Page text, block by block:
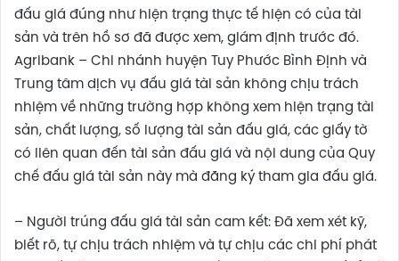
đấu giá đúng như hiện trạng thực tế hiện có của tài
sản và trên hồ sơ đã được xem, giám định trước đó.
Agribank – Chi nhánh huyện Tuy Phước Bình Định và
Trung tâm dịch vụ đấu giá tài sản không chịu trách
nhiệm về những trường hợp không xem hiện trạng tài
sản, chất lượng, số lượng tài sản đấu giá, các giấy tờ
có liên quan đến tài sản đấu giá và nội dung của Quy
chế đấu giá tài sản này mà đăng ký tham gia đấu giá.
– Người trúng đấu giá tài sản cam kết: Đã xem xét kỹ,
biết rõ, tự chịu trách nhiệm và tự chịu các chi phí phát